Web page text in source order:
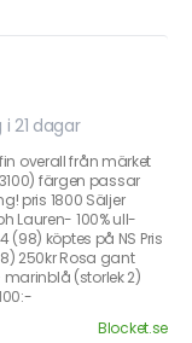
21 dagar
overall från märket
färgen passar
pris 1800 Säljer
Lauren- 100% ull-
köptes på NS Pris
250kr Rosa gant
marinblå (storlek 2)
Blocket.se